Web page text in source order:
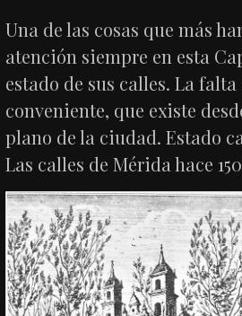
Una de las cosas que más
atención siempre en esta
estado de sus calles. La
conveniente, que existe
plano de la ciudad. Estado
Las calles de Mérida hace